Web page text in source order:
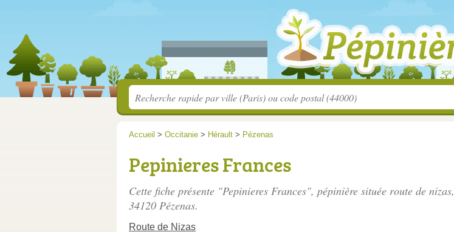
Accueil > Occitanie > Hérault > Pézenas
Pepinieres Frances
Cette fiche présente "Pepinieres Frances", pépinière située route de nizas,
34120 Pézenas.
Route de Nizas